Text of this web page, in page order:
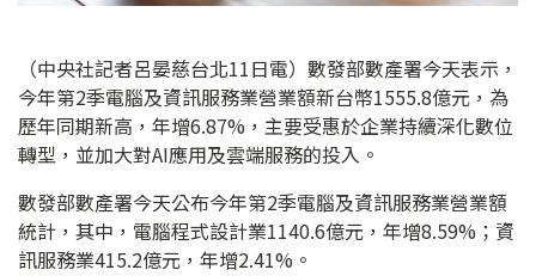
（中央社記者呂晏慈台北11日電）數發部數產署今天表示，
今年第2季電腦及資訊服務業營業額新台幣1555.8億元，為
歷年同期新高，年增6.87%，主要受惠於企業持續深化數位
轉型，並加大對AI應用及雲端服務的投入。
數發部數產署今天公布今年第2季電腦及資訊服務業營業額
統計，其中，電腦程式設計業1140.6億元，年增8.59%；資
訊服務業415.2億元，年增2.41%。